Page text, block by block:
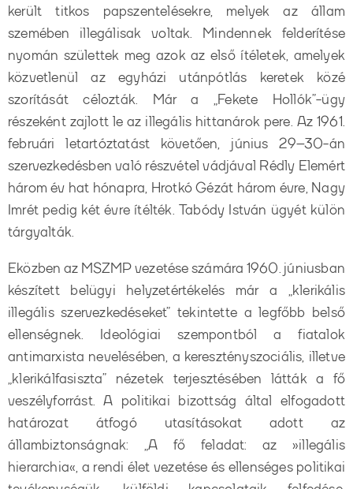
került titkos papszentelésekre, melyek az állam
szemében illegálisak voltak. Mindennek felderítése
nyomán születtek meg azok az első ítéletek, amelyek
közvetlenül az egyházi utánpótlás keretek közé
szorítását célozták. Már a „Fekete Hollók”-ügy
részeként zajlott le az illegális hittanárok pere. Az 1961.
februári letartóztatást követően, június 29–30-án
szervezkedésben való részvétel vádjával Rédly Elemért
három év hat hónapra, Hrotkó Gézát három évre, Nagy
Imrét pedig két évre ítélték. Tabódy István ügyét külön
tárgyalták.
Eközben az MSZMP vezetése számára 1960. júniusban
készített belügyi helyzetértékelés már a „klerikális
illegális szervezkedéseket” tekintette a legfőbb belső
ellenségnek. Ideológiai szempontból a fiatalok
antimarxista nevelésében, a keresztényszociális, illetve
„klerikálfasiszta” nézetek terjesztésében látták a fő
veszélyforrást. A politikai bizottság által elfogadott
határozat átfogó utasításokat adott az
állambiztonságnak: „A fő feladat: az »illegális
hierarchia«, a rendi élet vezetése és ellenséges politikai